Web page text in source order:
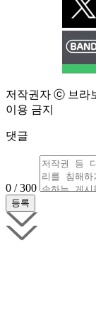
저작권자 ⓒ 브라
이용 금지
댓글
0 / 300